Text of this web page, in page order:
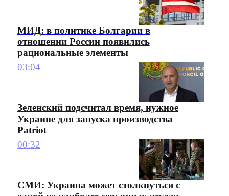
МИД: в политике Болгарии в
отношении России появились
рациональные элементы
03:04
Зеленский подсчитал время, нужное
Украине для запуска производства
Patriot
00:32
СМИ: Украина может столкнуться с